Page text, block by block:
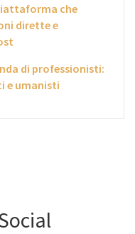
che
dirette e
di professionisti:
e umanisti